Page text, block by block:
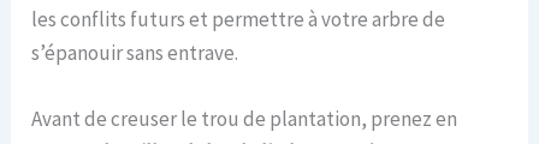
les conflits futurs et permettre à votre arbre de
s’épanouir sans entrave.
Avant de creuser le trou de plantation, prenez en